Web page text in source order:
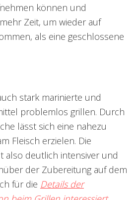
können und
Zeit, um wieder auf
als eine geschlossene
stark marinierte und
problemlos grillen. Durch
lässt sich eine nahezu
Fleisch erzielen. Die
also deutlich intensiver und
der Zubereitung auf dem
für die Details der